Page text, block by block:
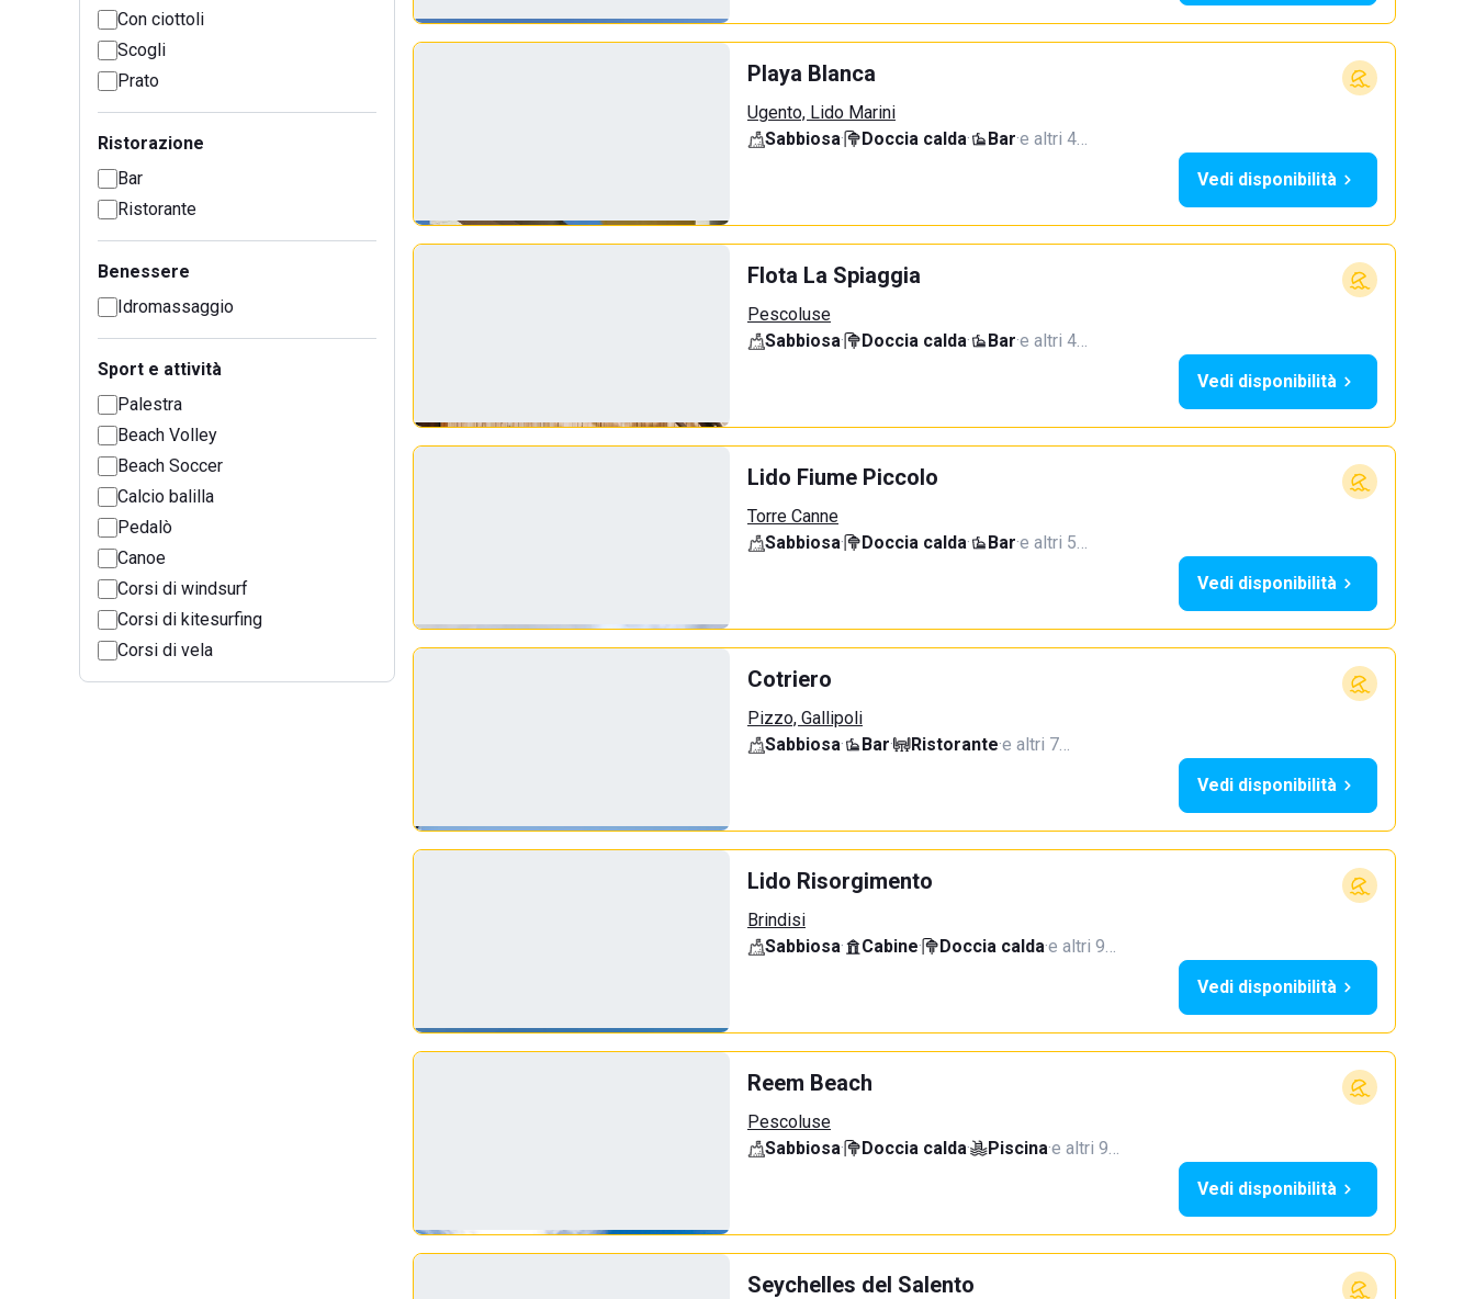
Con ciottoli
Scogli
Prato
Ristorazione
Bar
Ristorante
Benessere
Idromassaggio
Sport e attività
Palestra
Beach Volley
Beach Soccer
Calcio balilla
Pedalò
Canoe
Corsi di windsurf
Corsi di kitesurfing
Corsi di vela
Playa Blanca
Ugento, Lido Marini
Sabbiosa· Doccia calda· Bar·e altri 4…
Vedi disponibilità
Flota La Spiaggia
Pescoluse
Sabbiosa· Doccia calda· Bar·e altri 4…
Vedi disponibilità
Lido Fiume Piccolo
Torre Canne
Sabbiosa· Doccia calda· Bar·e altri 5…
Vedi disponibilità
Cotriero
Pizzo, Gallipoli
Sabbiosa· Bar· Ristorante·e altri 7…
Vedi disponibilità
Lido Risorgimento
Brindisi
Sabbiosa· Cabine· Doccia calda·e altri 9…
Vedi disponibilità
Reem Beach
Pescoluse
Sabbiosa· Doccia calda· Piscina·e altri 9…
Vedi disponibilità
Seychelles del Salento